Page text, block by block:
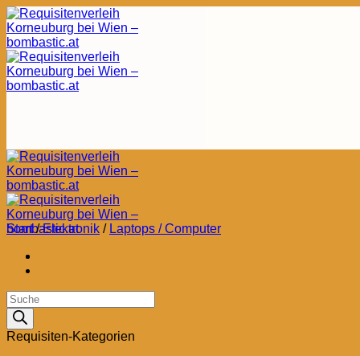
Zum
Inhalt
springen
Start / Elektronik / Laptops / Computer
Products
search
Requisiten-Kategorien